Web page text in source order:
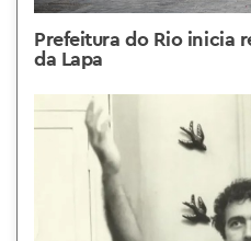
Prefeitura do Rio inicia
da Lapa